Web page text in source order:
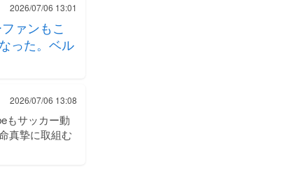
2026/07/06 13:01
ァンもこ
った。ベル
2026/07/06 13:08
もサッカー動
真摯に取組む